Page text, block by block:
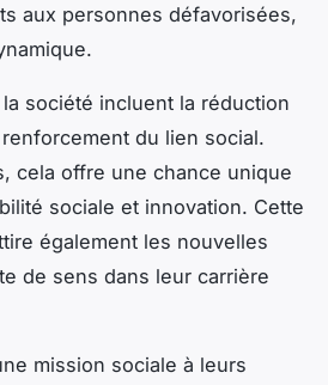
aux personnes défavorisées,
société incluent la réduction
du lien social.
cela offre une chance unique
sociale et innovation. Cette
également les nouvelles
de sens dans leur carrière
mission sociale à leurs